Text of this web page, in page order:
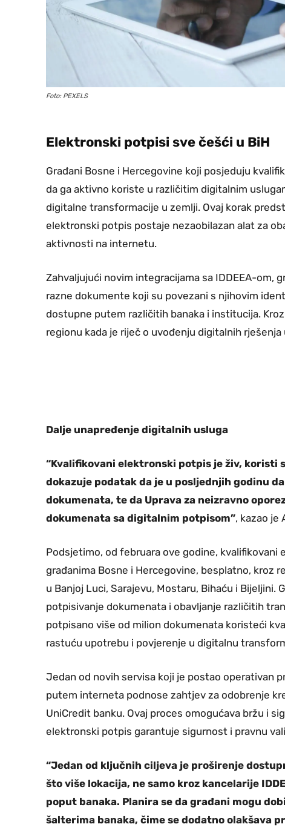
Foto: PEXELS
Elektronski potpisi sve češći u BiH
Građani Bosne i Hercegovine koji posjeduju
da ga aktivno koriste u različitim digitalnim
digitalne transformacije u zemlji. Ovaj korak
elektronski potpis postaje nezaobilazan alat za
aktivnosti na internetu.
Zahvaljujući novim integracijama sa IDDEEA-om,
razne dokumente koji su povezani s njihovim
dostupne putem različitih banaka i institucija.
regionu kada je riječ o uvođenju digitalnih
Dalje unapređenje digitalnih usluga
“Kvalifikovani elektronski potpis je živ, koristi
dokazuje podatak da je u posljednjih godinu
dokumenata, te da Uprava za neizravno
dokumenata sa digitalnim potpisom”, kazao je
Podsjetimo, od februara ove godine,
građanima Bosne i Hercegovine, besplatno, kroz
u Banjoj Luci, Sarajevu, Mostaru, Bihaću i
potpisivanje dokumenata i obavljanje različitih
potpisano više od milion dokumenata koristeći
rastuću upotrebu i povjerenje u digitalnu
Jedan od novih servisa koji je postao operativan
putem interneta podnose zahtjev za odobrenje
UniCredit banku. Ovaj proces omogućava bržu i
elektronski potpis garantuje sigurnost i pravnu
“Jedan od ključnih ciljeva je proširenje
što više lokacija, ne samo kroz kancelarije
poput banaka. Planira se da građani mogu
šalterima banaka, čime se dodatno olakšava